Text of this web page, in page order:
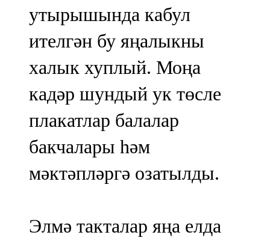
утырышында кабул
ителгән бу яңалыкны
халык хуплый. Моңа
кадәр шундый ук төсле
плакатлар балалар
бакчалары һәм
мәктәпләргә озатылды.
Элмә такталар яңа елда